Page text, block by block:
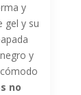
y
gel y su
y
no